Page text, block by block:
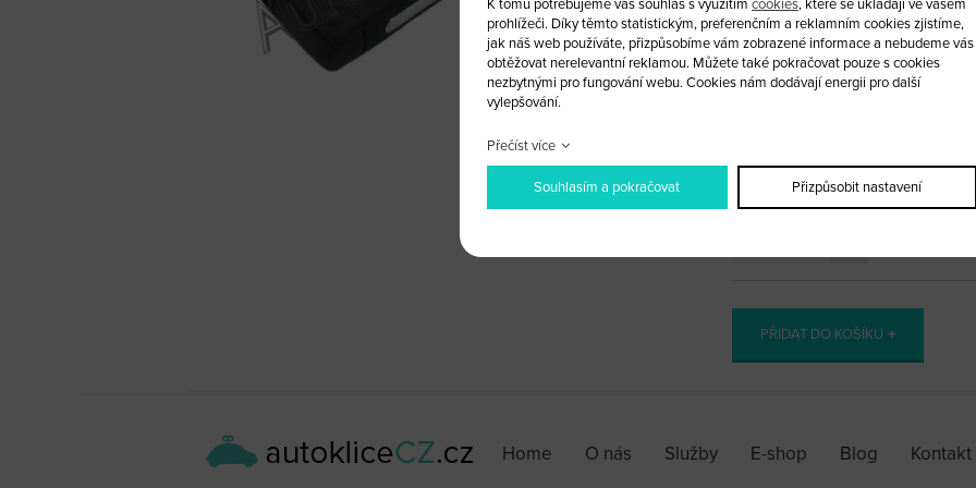
Obal vystřelovacího klíče Mitsubishi
2 tlačítka
Do tohoto obalu lze vložit vaše
Planžetu si můžete nechat
PŘIDAT DO KOŠÍKU
Home O nás Služby E-shop Blog Kontakt
K tomu potřebujeme váš souhlas s využitím cookies, které se ukládají ve vašem
prohlížeči. Díky těmto statistickým, preferenčním a reklamním cookies zjistíme,
jak náš web používáte, přizpůsobíme vám zobrazené informace a nebudeme vás
obtěžovat nerelevantní reklamou. Můžete také pokračovat pouze s cookies
nezbytnými pro fungování webu. Cookies nám dodávají energii pro další
vylepšování.
Přečíst více
Souhlasím a pokračovat Přizpůsobit nastavení